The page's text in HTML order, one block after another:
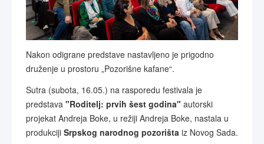
Nakon odigrane predstave nastavljeno je prigodno
druženje u prostoru „Pozorišne kafane“.
Sutra (subota, 16.05.) na rasporedu festivala je
predstava "Roditelj: prvih šest godina" autorski
projekat Andreja Boke, u režiji Andreja Boke, nastala u
produkciji Srpskog narodnog pozorišta iz Novog Sada.